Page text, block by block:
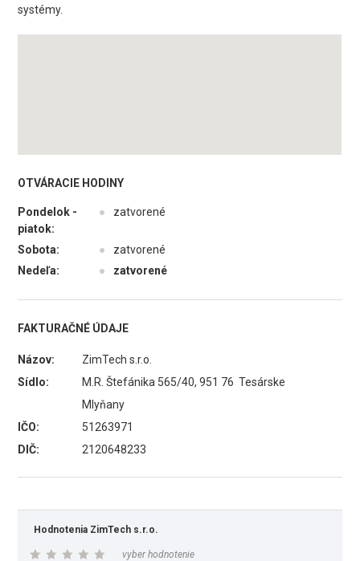
systémy.
OTVÁRACIE HODINY
Pondelok -
piatok:
● zatvorené
Sobota: ●
zatvorené
Nedeľa:
● zatvorené
FAKTURAČNÉ ÚDAJE
Názov:
ZimTech s.r.o.
Sídlo:
M.R. Štefánika 565/40, 951 76 Tesárske
Mlyňany
IČO:
51263971
DIČ:
2120648233
Hodnotenia ZimTech s.r.o.
vyber hodnotenie